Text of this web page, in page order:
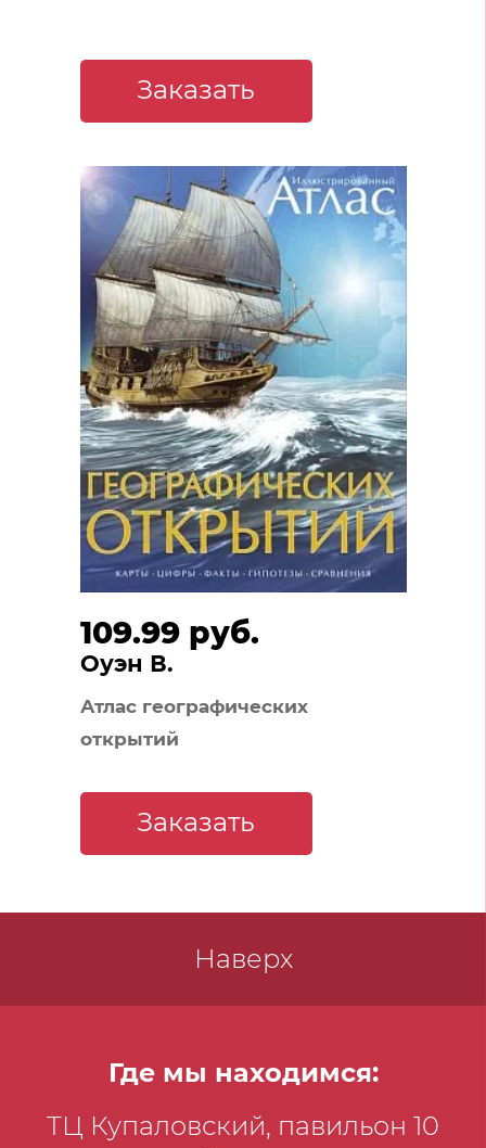
Заказать
109.99 руб.
Оуэн В.
Атлас географических
открытий
Заказать
Наверх
Где мы находимся:
ТЦ Купаловский, павильон 10